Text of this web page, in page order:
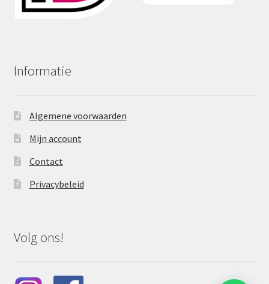
Informatie
Algemene voorwaarden
Mijn account
Contact
Privacybeleid
Volg ons!